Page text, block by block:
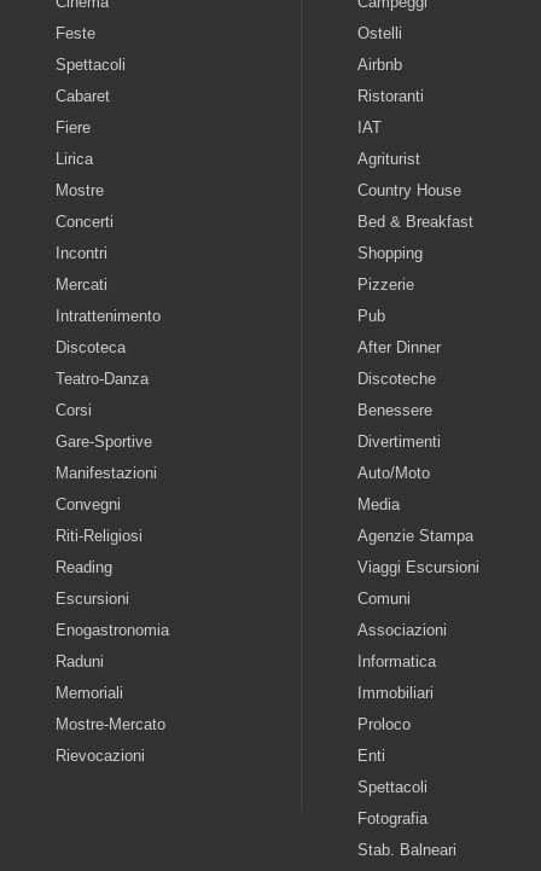
Feste
Spettacoli
Cabaret
Fiere
Lirica
Mostre
Concerti
Incontri
Mercati
Intrattenimento
Discoteca
Teatro-Danza
Corsi
Gare-Sportive
Manifestazioni
Convegni
Riti-Religiosi
Reading
Escursioni
Enogastronomia
Raduni
Memoriali
Mostre-Mercato
Rievocazioni
Ostelli
Airbnb
Ristoranti
IAT
Agriturist
Country House
Bed & Breakfast
Shopping
Pizzerie
Pub
After Dinner
Discoteche
Benessere
Divertimenti
Auto/Moto
Media
Agenzie Stampa
Viaggi Escursioni
Comuni
Associazioni
Informatica
Immobiliari
Proloco
Enti
Spettacoli
Fotografia
Stab. Balneari